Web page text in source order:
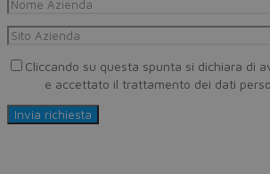
Cliccando su questa spunta si dichiara di
e accettato il trattamento dei dati